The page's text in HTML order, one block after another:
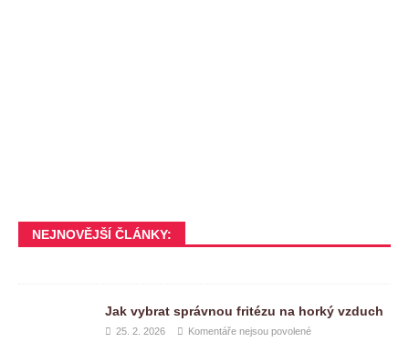
NEJNOVĚJŠÍ ČLÁNKY:
Jak vybrat správnou fritézu na horký vzduch
25. 2. 2026 Komentáře nejsou povolené